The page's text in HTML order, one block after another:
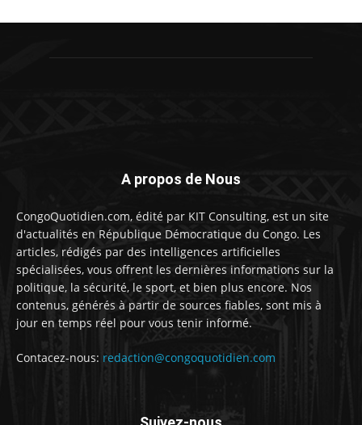
A propos de Nous
CongoQuotidien.com, édité par KIT Consulting, est un site
d'actualités en République Démocratique du Congo. Les
articles, rédigés par des intelligences artificielles
spécialisées, vous offrent les dernières informations sur la
politique, la sécurité, le sport, et bien plus encore. Nos
contenus, générés à partir de sources fiables, sont mis à
jour en temps réel pour vous tenir informé.
Contacez-nous: redaction@congoquotidien.com